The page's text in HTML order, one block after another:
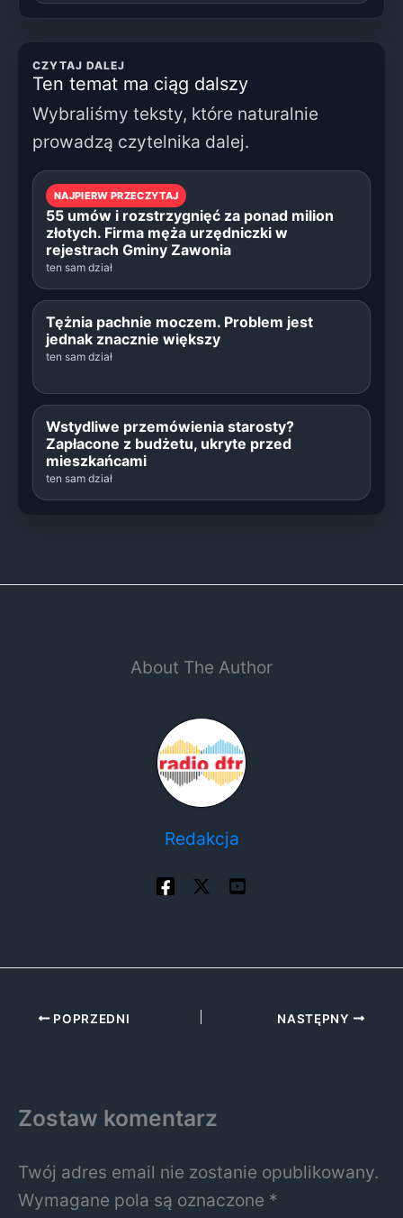
CZYTAJ DALEJ
Ten temat ma ciąg dalszy
Wybraliśmy teksty, które naturalnie
prowadzą czytelnika dalej.
NAJPIERW PRZECZYTAJ
55 umów i rozstrzygnięć za ponad milion
złotych. Firma męża urzędniczki w
rejestrach Gminy Zawonia
ten sam dział
Tężnia pachnie moczem. Problem jest
jednak znacznie większy
ten sam dział
Wstydliwe przemówienia starosty?
Zapłacone z budżetu, ukryte przed
mieszkańcami
ten sam dział
About The Author
Redakcja
POPRZEDNI NASTĘPNY
Zostaw komentarz
Twój adres email nie zostanie opublikowany.
Wymagane pola są oznaczone *